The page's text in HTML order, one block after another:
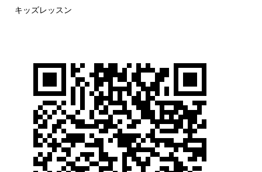
キッズレッスン